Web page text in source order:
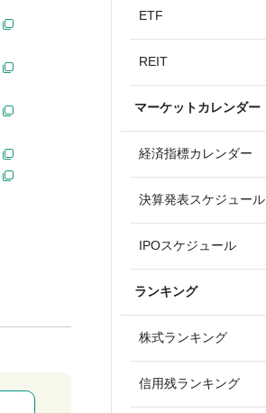
ETF
REIT
マーケットカレンダー
経済指標カレンダー
決算発表スケジュール
IPOスケジュール
ランキング
株式ランキング
信用残ランキング